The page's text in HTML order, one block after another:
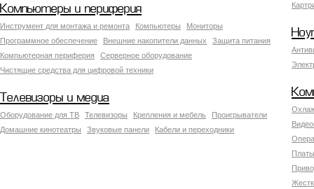
Компьютеры и периферия
Инструмент для монтажа и ремонта Компьютеры
Мониторы
Программное обеспечение
Внешние накопители данных
Защита питания
Компьютерная периферия
Серверное оборудование
Чистящие средства для цифровой техники
Телевизоры и медиа
Оборудование для ТВ Телевизоры Крепления и мебель
Проигрыватели
Домашние кинотеатры
Звуковые панели Кабели и переходники